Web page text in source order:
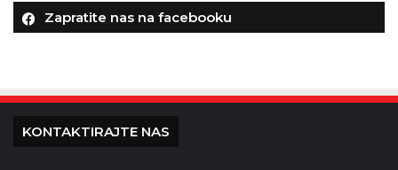
Zapratite nas na facebooku
KONTAKTIRAJTE NAS